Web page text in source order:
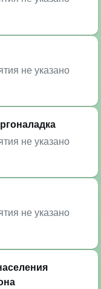
не указано
не указано
не указано